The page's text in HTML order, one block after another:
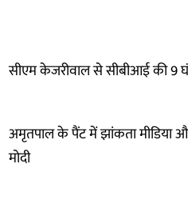
सीएम केजरीवाल से सीबीआई की 9
अमृतपाल के पैंट में झांकता मीडिया
मोदी